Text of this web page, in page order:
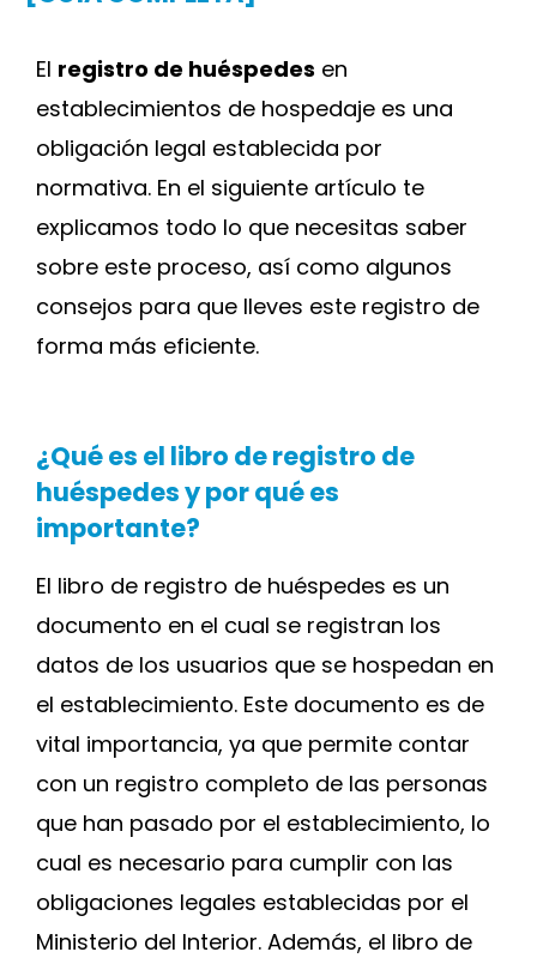
El registro de huéspedes en
establecimientos de hospedaje es una
obligación legal establecida por
normativa. En el siguiente artículo te
explicamos todo lo que necesitas saber
sobre este proceso, así como algunos
consejos para que lleves este registro de
forma más eficiente.
¿Qué es el libro de registro de
huéspedes y por qué es
importante?
El libro de registro de huéspedes es un
documento en el cual se registran los
datos de los usuarios que se hospedan en
el establecimiento. Este documento es de
vital importancia, ya que permite contar
con un registro completo de las personas
que han pasado por el establecimiento, lo
cual es necesario para cumplir con las
obligaciones legales establecidas por el
Ministerio del Interior. Además, el libro de